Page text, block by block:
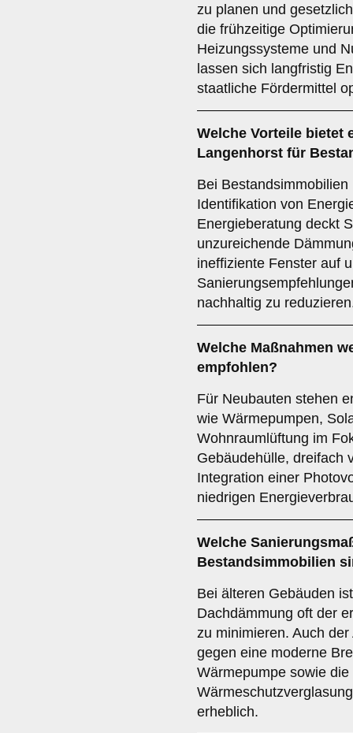
zu planen und
die frühzeitige
Heizungssysteme und
lassen sich langfristig
staatliche Fördermittel
Welche Vorteile bietet
Langenhorst für
Bei
Identifikation von
Energieberatung deckt
unzureichende
ineffiziente Fenster auf
nachhaltig zu
Welche Maßnahmen
empfohlen?
Für Neubauten stehen
wie Wärmepumpen,
Wohnraumlüftung im
Gebäudehülle, dreifach
Integration einer
niedrigen
Welche
Bestandsimmobilien
Bei älteren Gebäuden
Dachdämmung oft der
zu minimieren. Auch
gegen eine moderne
Wärmepumpe sowie
erheblich.